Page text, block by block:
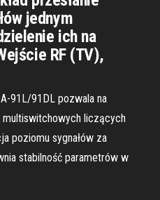
jednym
ich na
RF (TV),
91L/91DL pozwala na
liczących
poziomu sygnałów za
stabilność parametrów w